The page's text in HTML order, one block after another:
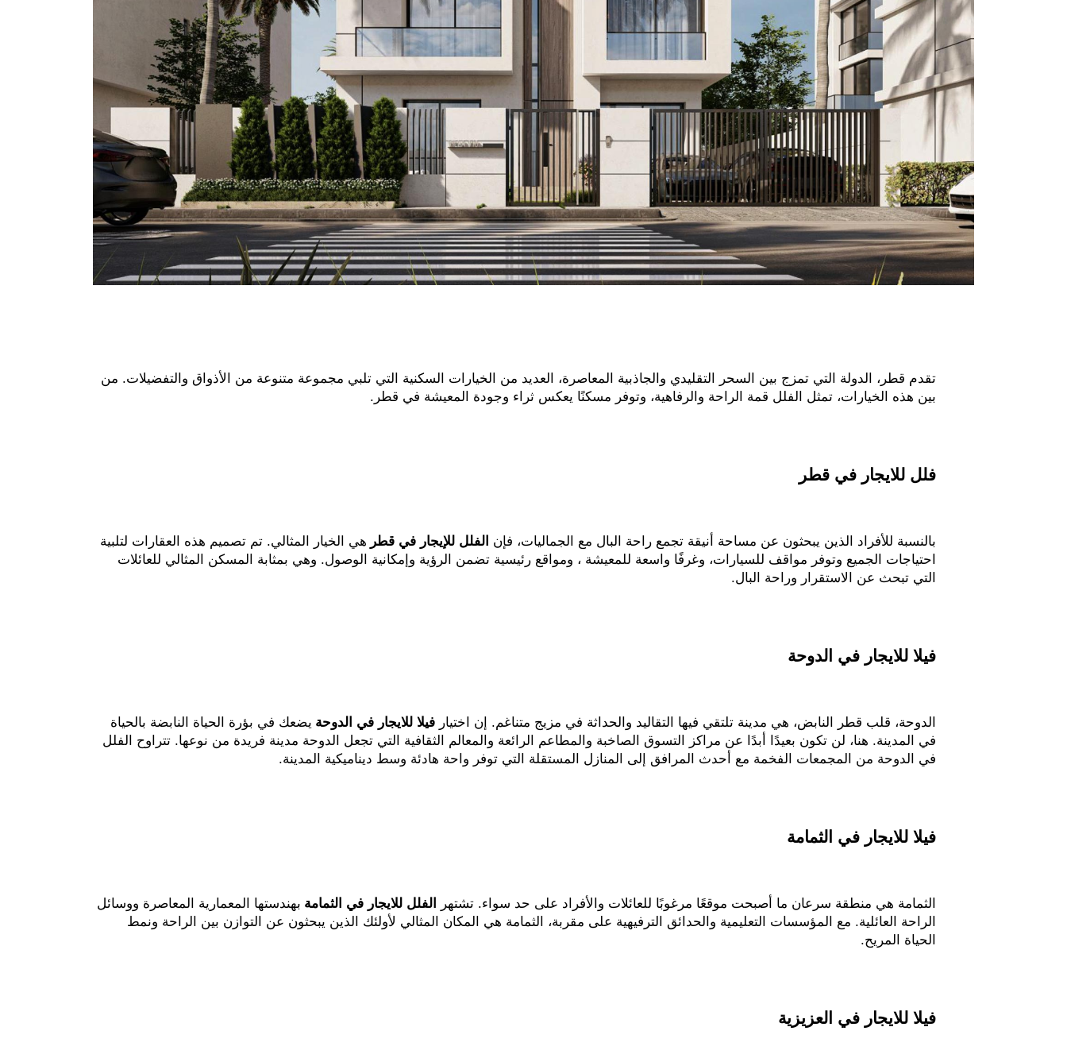
تقدم قطر، الدولة التي تمزج بين السحر التقليدي والجاذبية المعاصرة، العديد من الخيارات السكنية التي تلبي مجموعة متنوعة من الأذواق والتفضيلات. من
بين هذه الخيارات، تمثل الفلل قمة الراحة والرفاهية، وتوفر مسكنًا يعكس ثراء وجودة المعيشة في قطر.
فلل للايجار في قطر
بالنسبة للأفراد الذين يبحثون عن مساحة أنيقة تجمع راحة البال مع الجماليات، فإن الفلل للإيجار في قطر هي الخيار المثالي. تم تصميم هذه العقارات لتلبية
احتياجات الجميع وتوفر مواقف للسيارات، وغرفًا واسعة للمعيشة ، ومواقع رئيسية تضمن الرؤية وإمكانية الوصول. وهي بمثابة المسكن المثالي للعائلات
التي تبحث عن الاستقرار وراحة البال.
فيلا للايجار في الدوحة
الدوحة، قلب قطر النابض، هي مدينة تلتقي فيها التقاليد والحداثة في مزيج متناغم. إن اختيار فيلا للايجار في الدوحة يضعك في بؤرة الحياة النابضة بالحياة
في المدينة. هنا، لن تكون بعيدًا أبدًا عن مراكز التسوق الصاخبة والمطاعم الرائعة والمعالم الثقافية التي تجعل الدوحة مدينة فريدة من نوعها. تتراوح الفلل
في الدوحة من المجمعات الفخمة مع أحدث المرافق إلى المنازل المستقلة التي توفر واحة هادئة وسط ديناميكية المدينة.
فيلا للايجار في الثمامة
الثمامة هي منطقة سرعان ما أصبحت موقعًا مرغوبًا للعائلات والأفراد على حد سواء. تشتهر الفلل للايجار في الثمامة بهندستها المعمارية المعاصرة ووسائل
الراحة العائلية. مع المؤسسات التعليمية والحدائق الترفيهية على مقربة، الثمامة هي المكان المثالي لأولئك الذين يبحثون عن التوازن بين الراحة ونمط
الحياة المريح.
فيلا للايجار في العزيزية